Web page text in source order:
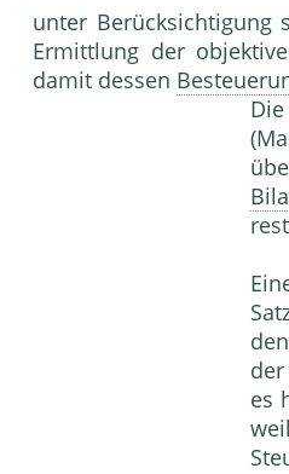
unter Berücksichtigung
Ermittlung der
damit dessen
es